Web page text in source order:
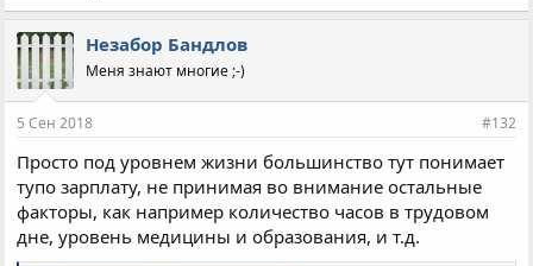
Незабор Бандлов
Меня знают многие ;-)
5 Сен 2018 #132
Просто под уровнем жизни большинство тут понимает
тупо зарплату, не принимая во внимание остальные
факторы, как например количество часов в трудовом
дне, уровень медицины и образования, и т.д.